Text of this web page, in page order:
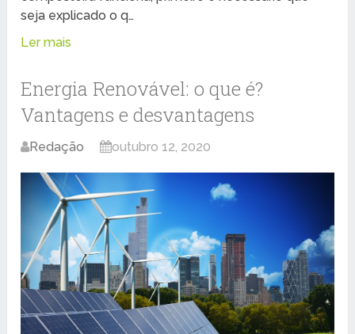
seja explicado o q…
Ler mais
Energia Renovável: o que é?
Vantagens e desvantagens
Redação outubro 12, 2020